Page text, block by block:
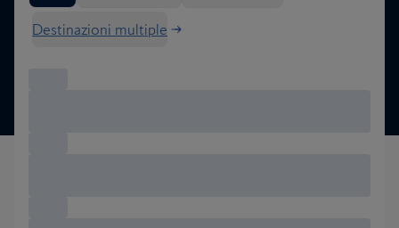
Destinazioni multiple